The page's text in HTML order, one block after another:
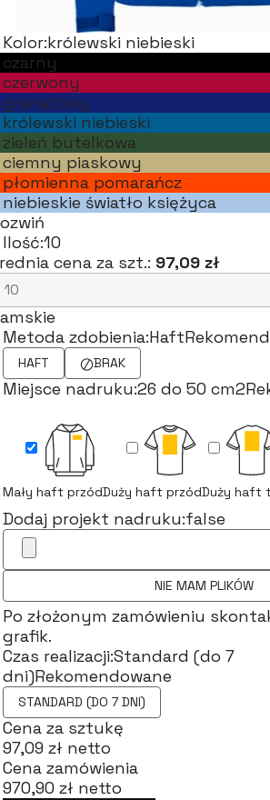
Kolor:królewski niebieski
czarny
czerwony
granatowy
królewski niebieski
zieleń butelkowa
ciemny piaskowy
płomienna pomarańcz
niebieskie światło księżyca
Ilość:10
cena za szt.: 97,09 zł
Metoda zdobienia:Haft
HAFT BRAK
Miejsce nadruku:26 do 50 cm2
Mały haft przódDuży haft przódDuży haft
Dodaj projekt nadruku:false
NIE MAM PLIKÓW
Po złożonym zamówieniu
grafik.
Czas realizacji:Standard (do 7
dni)Rekomendowane
STANDARD (DO 7 DNI)
Cena za sztukę
97,09 zł netto
Cena zamówienia
970,90 zł netto